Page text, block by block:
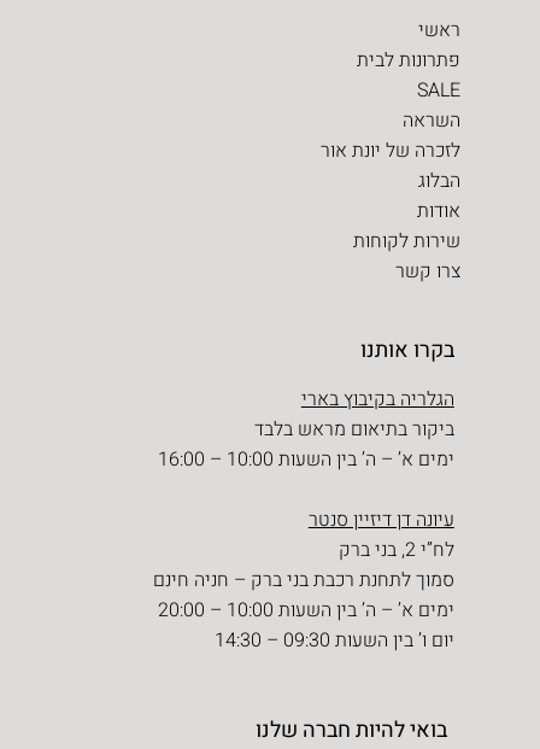
בקרו אותנו
הגלריה בקיבוץ בארי
ביקור בתיאום מראש בלבד
ימים א’ – ה’ בין השעות 10:00 – 16:00
עיונה דן דיזיין סנטר
לח”י 2, בני ברק
סמוך לתחנת רכבת בני ברק – חניה חינם
ימים א’ – ה’ בין השעות 10:00 – 20:00
יום ו’ בין השעות 09:30 – 14:30
ראשי
פתרונות לבית
SALE
השראה
לזכרה של יונת אור
הבלוג
אודות
שירות לקוחות
צרו קשר
בואי להיות חברה שלנו